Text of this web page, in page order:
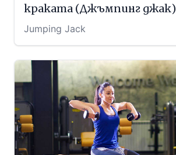
краката (Джъмпинг джак)
Jumping Jack